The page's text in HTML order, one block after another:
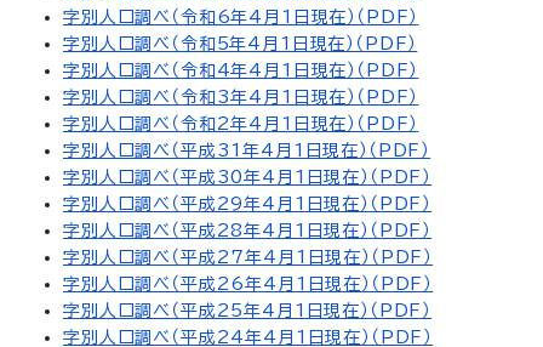
字別人口調べ（令和6年4月1日現在）（PDF）
字別人口調べ（令和5年4月1日現在）（PDF）
字別人口調べ（令和4年4月1日現在）（PDF）
字別人口調べ（令和3年4月1日現在）（PDF）
字別人口調べ（令和2年4月1日現在）（PDF）
字別人口調べ（平成31年4月1日現在）（PDF）
字別人口調べ（平成30年4月1日現在）（PDF）
字別人口調べ（平成29年4月1日現在）（PDF）
字別人口調べ（平成28年4月1日現在）（PDF）
字別人口調べ（平成27年4月1日現在）（PDF）
字別人口調べ（平成26年4月1日現在）（PDF）
字別人口調べ（平成25年4月1日現在）（PDF）
字別人口調べ（平成24年4月1日現在）（PDF）